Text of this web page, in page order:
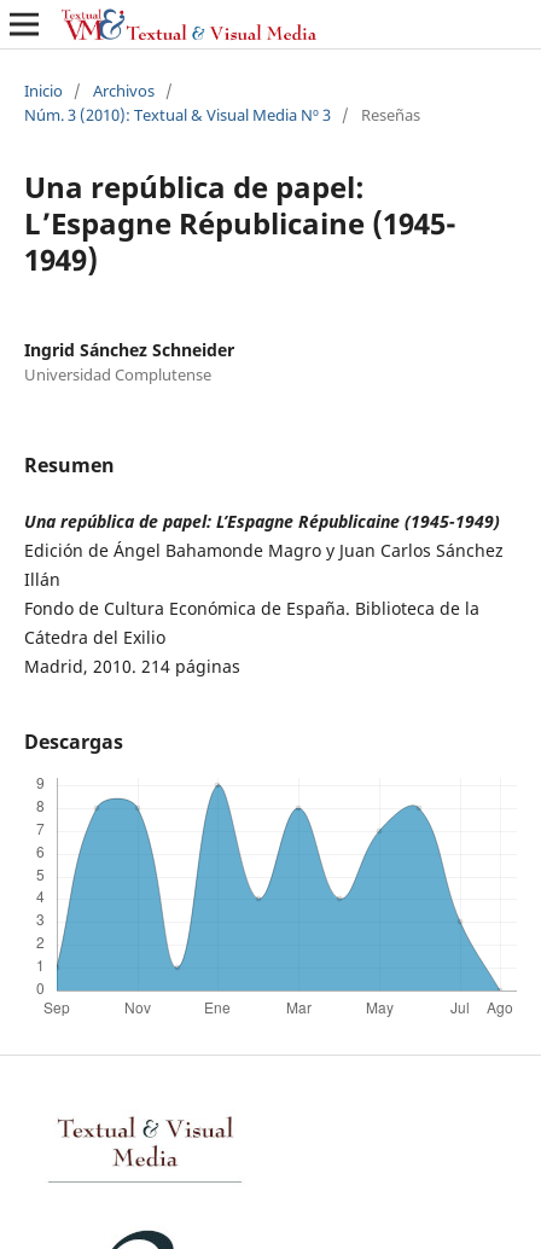
Inicio / Archivos /
Núm. 3 (2010): Textual & Visual Media Nº 3 / Reseñas
Una república de papel:
L’Espagne Républicaine (1945-
1949)
Ingrid Sánchez Schneider
Universidad Complutense
Resumen
Una república de papel: L’Espagne Républicaine (1945-1949)
Edición de Ángel Bahamonde Magro y Juan Carlos Sánchez
Illán
Fondo de Cultura Económica de España. Biblioteca de la
Cátedra del Exilio
Madrid, 2010. 214 páginas
Descargas